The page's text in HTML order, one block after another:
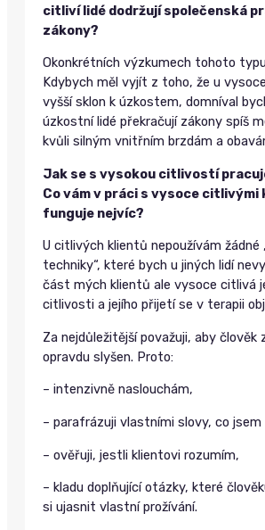
citliví lidé dodržují společenská
zákony?
Okonkrétních výzkumech tohoto
Kdybych měl vyjít z toho, že u
vyšší sklon k úzkostem, domníval
úzkostní lidé překračují zákony spíš
kvůli silným vnitřním brzdám a
Jak se s vysokou citlivostí
Co vám v práci s vysoce citlivými
funguje nejvíc?
U citlivých klientů nepoužívám žádné
techniky“, které bych u jiných lidí
část mých klientů ale vysoce citlivá
citlivosti a jejího přijetí se v terapii
Za nejdůležitější považuji, aby člověk
opravdu slyšen. Proto:
– intenzivně naslouchám,
– parafrázuji vlastními slovy, co jsem
– ověřuji, jestli klientovi rozumím,
– kladu doplňující otázky, které
si ujasnit vlastní prožívání.